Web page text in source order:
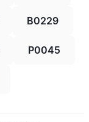
B0229
P0045